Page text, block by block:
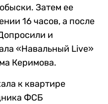
обыски. Затем ее
16 часов, а после
и
«Навальный Live»
Керимова.
к квартире
ФСБ